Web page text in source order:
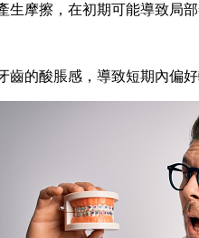
擦，在初期可能導致局部
酸脹感，導致短期內偏好